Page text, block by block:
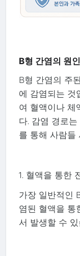
B형 간염의 원
B형 간염의 주
에 감염되는 것
여 혈액이나 체
다. 감염 경로
를 통해 사람들
1. 혈액을 통한
가장 일반적인
염된 혈액을 통
서 발생할 수 있